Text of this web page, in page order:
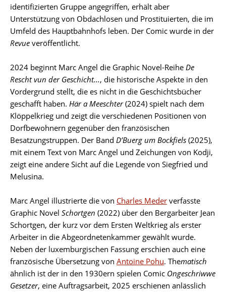
identifizierten Gruppe angegriffen, erhält aber
Unterstützung von Obdachlosen und Prostituierten, die im
Umfeld des Hauptbahnhofs leben. Der Comic wurde in der
Revue veröffentlicht.
2024 beginnt Marc Angel die Graphic Novel-Reihe De
Rescht vun der Geschicht..., die historische Aspekte in den
Vordergrund stellt, die es nicht in die Geschichtsbücher
geschafft haben. Här a Meeschter(2024) spielt nach dem
Klöppelkrieg und zeigt die verschiedenen Positionen von
Dorfbewohnern gegenüber den französischen
Besatzungstruppen. Der Band D’Buerg um Bockfiels (2025),
mit einem Text von Marc Angel und Zeichungen von Kodji,
zeigt eine andere Sicht auf die Legende von Siegfried und
Melusina.
Marc Angel illustrierte die von Charles Meder verfasste
Graphic Novel Schortgen (2022) über den Bergarbeiter Jean
Schortgen, der kurz vor dem Ersten Weltkrieg als erster
Arbeiter in die Abgeordnetenkammer gewählt wurde.
Neben der luxemburgischen Fassung erschien auch eine
französische Übersetzung von Antoine Pohu. Thematisch
ähnlich ist der in den 1930ern spielen Comic Ongeschriwwe
Gesetzer, eine Auftragsarbeit, 2025 erschienen anlässlich